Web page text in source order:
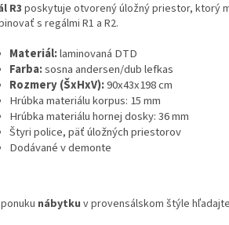
R3 poskytuje otvorený úložný priestor, ktorý
s regálmi R1 a R2.
Materiál:laminovaná DTD
Farba:sosna andersen/dub lefkas
Rozmery (ŠxHxV):90x43x198 cm
Hrúbka materiálu korpus: 15 mm
Hrúbka materiálu hornej dosky: 36 mm
Štyri police, päť úložných priestorov
Dodávané v demonte
nábytku v provensálskom štýle